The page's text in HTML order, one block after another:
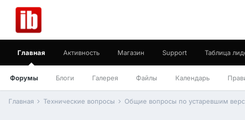
Главная
Форумы Блоги Галерея Файлы Календарь
Активность Магазин Support Таблица
Главная Технические вопросы Общие вопросы по устаревшим